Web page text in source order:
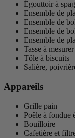
Égouttoir à
Ensemble de
Ensemble de
Ensemble de
Ensemble de
Tasse à mesurer
Tôle à biscuits
Salière,
Appareils
Grille pain
Poêle à fondue
Bouilloire
Cafetière et